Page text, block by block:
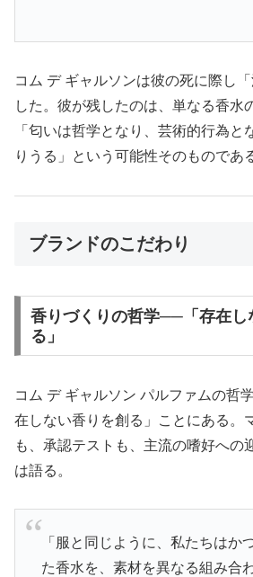
コム デ ギャルソンは彼の死に際し
した。彼が残したのは、単なる香水
「匂いは哲学となり、芸術的行為と
りうる」という可能性そのものであ
ブランドのこだわり
香りづくりの哲学──「存在し
る」
コム デ ギャルソン パルファムの哲
在しない香りを創る」ことにある。
も、承認テストも、主流の嗜好への
は語る。
「服と同じように、私たちはか
た香水を、素材を異なる組み合